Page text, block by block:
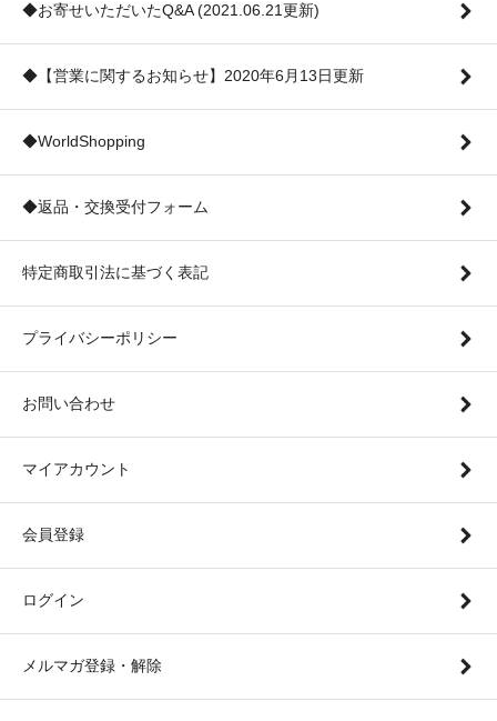
◆お寄せいただいたQ&A (2021.06.21更新)
◆【営業に関するお知らせ】2020年6月13日更新
◆WorldShopping
◆返品・交換受付フォーム
特定商取引法に基づく表記
プライバシーポリシー
お問い合わせ
マイアカウント
会員登録
ログイン
メルマガ登録・解除